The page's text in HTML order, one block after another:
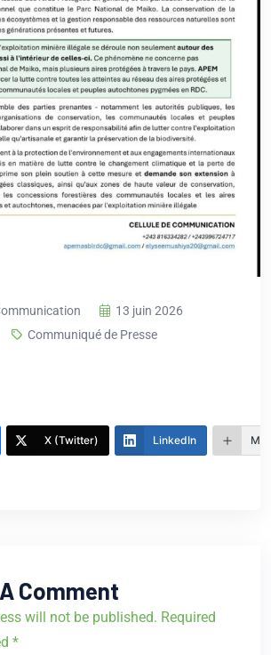
13 juin 2026
Communiqué de Presse
X (Twitter) LinkedIn
Comment
will not be published. Required
*